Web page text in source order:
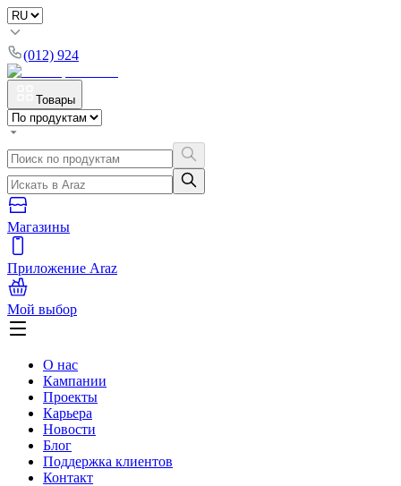
(012) 924
Товары
Магазины
Приложение Araz
Мой выбор
О нас
Кампании
Проекты
Карьера
Новости
Блог
Поддержка клиентов
Контакт